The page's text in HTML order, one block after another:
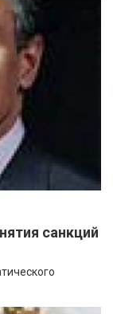
санкций